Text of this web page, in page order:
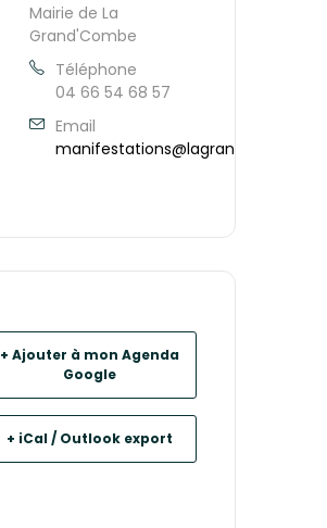
Mairie de La
Grand'Combe
Téléphone
04 66 54 68 57
Email
manifestations@lagrandcombe.fr
+ Ajouter à mon Agenda
Google
+ iCal / Outlook export